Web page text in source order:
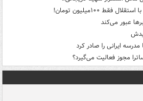
فقط ۱۰۰میلیون تومان!
عبور می‌کند
ایرانی را صادر کرد
ساترا مجوز فعالیت می‌گیرد؟